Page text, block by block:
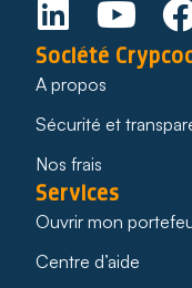
Société
A propos
Sécurité et
Nos frais
Services
Ouvrir mon
Centre d’aide